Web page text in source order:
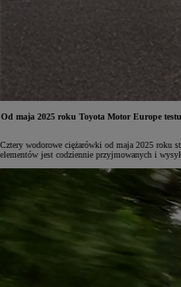
Od81 900 zł
Yaris Cross
Od maja 2025 roku Toyota Motor Europe
Cztery wodorowe ciężarówki od maja 2025 roku
elementów jest codziennie przyjmowanych i